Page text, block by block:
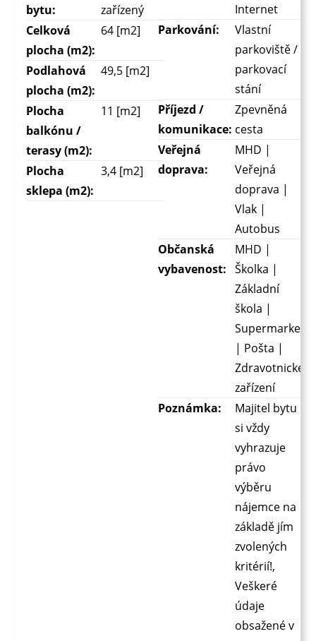
bytu:
zařízený
Celková
plocha (m2):
64 [m2]
Podlahová
plocha (m2):
49,5 [m2]
Plocha
balkónu /
terasy (m2):
11 [m2]
Plocha
sklepa (m2):
3,4 [m2]
Internet
Parkování:
Vlastní
parkoviště /
parkovací
stání
Příjezd /
komunikace:
Zpevněná
cesta
Veřejná
doprava:
MHD |
Veřejná
doprava |
Vlak |
Autobus
Občanská
vybavenost:
MHD |
Školka |
Základní
škola |
Supermarket
| Pošta |
Zdravotnické
zařízení
Poznámka:
Majitel bytu
si vždy
vyhrazuje
právo
výběru
nájemce na
základě jím
zvolených
kritérií!,
Veškeré
údaje
obsažené v